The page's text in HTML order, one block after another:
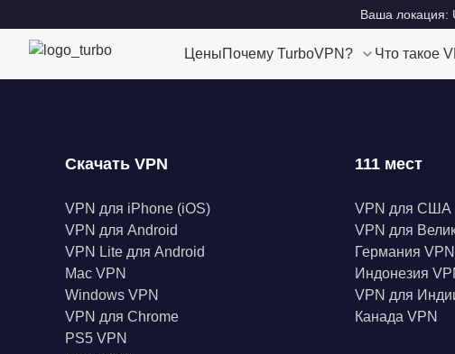
Ваша локация:
ЦеныПочему TurboVPN? Что такое
Скачать VPN
VPN для iPhone (iOS)
VPN для Android
VPN Lite для Android
Mac VPN
Windows VPN
VPN для Chrome
PS5 VPN
111 мест
VPN для США
VPN для
Германия VPN
Индонезия
VPN для
Канада VPN